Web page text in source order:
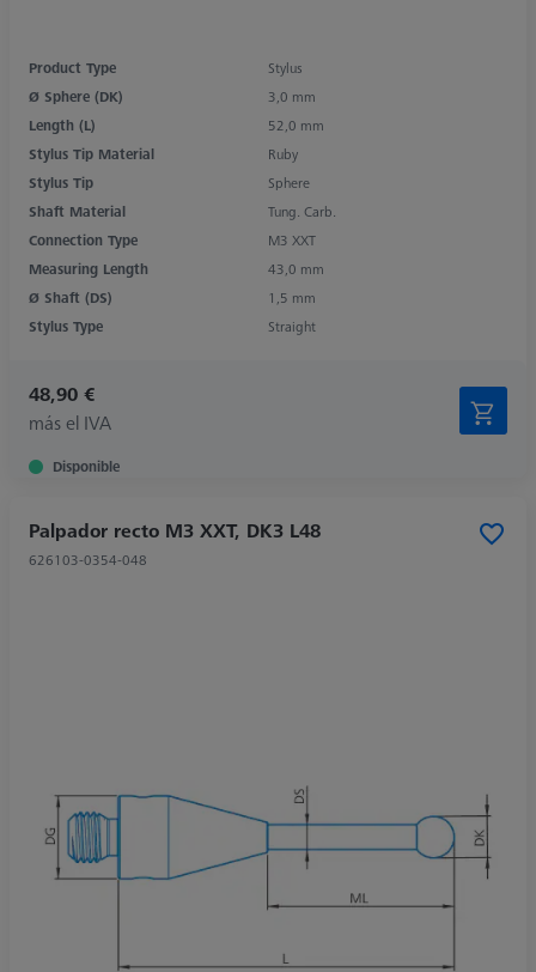
Product Type
Stylus
Ø Sphere (DK)
3,0 mm
Length (L)
52,0 mm
Stylus Tip Material
Ruby
Stylus Tip
Sphere
Shaft Material
Tung. Carb.
Connection Type
M3 XXT
Measuring Length
43,0 mm
Ø Shaft (DS)
1,5 mm
Stylus Type
Straight
48,90 €
más el IVA
Disponible
Palpador recto M3 XXT, DK3 L48
626103-0354-048